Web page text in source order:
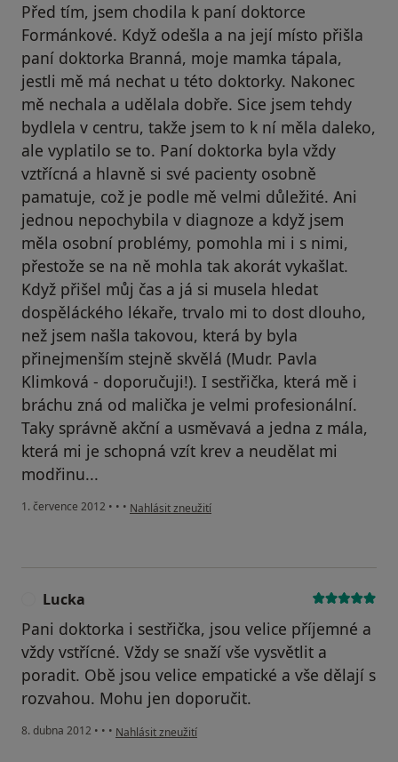
Před tím, jsem chodila k paní doktorce
Formánkové. Když odešla a na její místo přišla
paní doktorka Branná, moje mamka tápala,
jestli mě má nechat u této doktorky. Nakonec
mě nechala a udělala dobře. Sice jsem tehdy
bydlela v centru, takže jsem to k ní měla daleko,
ale vyplatilo se to. Paní doktorka byla vždy
vztřícná a hlavně si své pacienty osobně
pamatuje, což je podle mě velmi důležité. Ani
jednou nepochybila v diagnoze a když jsem
měla osobní problémy, pomohla mi i s nimi,
přestože se na ně mohla tak akorát vykašlat.
Když přišel můj čas a já si musela hledat
dospěláckého lékaře, trvalo mi to dost dlouho,
než jsem našla takovou, která by byla
přinejmenším stejně skvělá (Mudr. Pavla
Klimková - doporučuji!). I sestřička, která mě i
bráchu zná od malička je velmi profesionální.
Taky správně akční a usměvavá a jedna z mála,
která mi je schopná vzít krev a neudělat mi
modřinu...
1. července 2012 • • • podle názoru uživatele Váš účet byl odstraněn
Nahlásit zneužití
Lucka
Pani doktorka i sestřička, jsou velice příjemné a
vždy vstřícné. Vždy se snaží vše vysvětlit a
poradit. Obě jsou velice empatické a vše dělají s
rozvahou. Mohu jen doporučit.
8. dubna 2012 • • • podle názoru uživatele Lucka
Nahlásit zneužití